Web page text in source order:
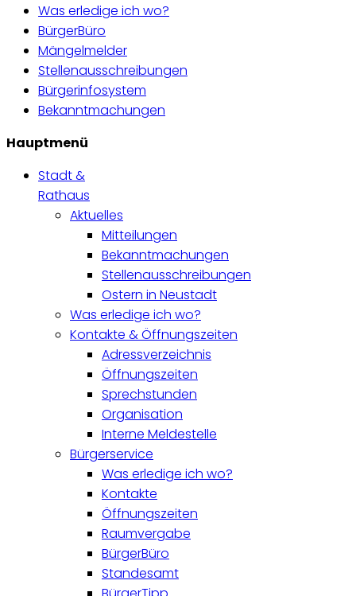
Was erledige ich wo?
BürgerBüro
Mängelmelder
Stellenausschreibungen
Bürgerinfosystem
Bekanntmachungen
Hauptmenü
Stadt &
Rathaus
Aktuelles
Mitteilungen
Bekanntmachungen
Stellenausschreibungen
Ostern in Neustadt
Was erledige ich wo?
Kontakte & Öffnungszeiten
Adressverzeichnis
Öffnungszeiten
Sprechstunden
Organisation
Interne Meldestelle
Bürgerservice
Was erledige ich wo?
Kontakte
Öffnungszeiten
Raumvergabe
BürgerBüro
Standesamt